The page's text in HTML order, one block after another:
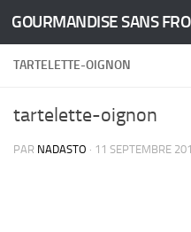
Skip to content
GOURMANDISE SANS
TARTELETTE-OIGNON
tartelette-oignon
PAR NADASTO · 11 SEPTEMBRE